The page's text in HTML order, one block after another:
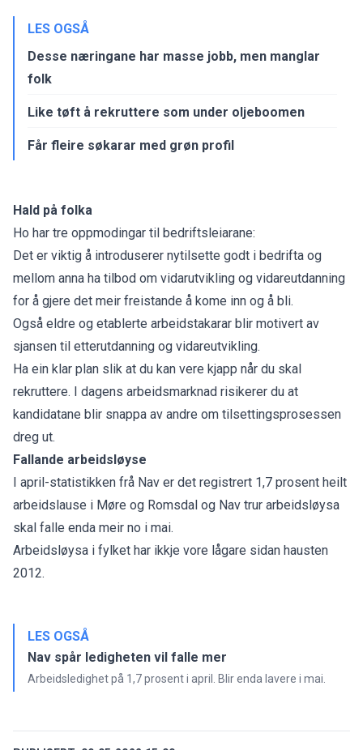
LES OGSÅ
Desse næringane har masse jobb, men manglar
folk
Like tøft å rekruttere som under oljeboomen
Får fleire søkarar med grøn profil
Hald på folka
Ho har tre oppmodingar til bedriftsleiarane:
Det er viktig å introduserer nytilsette godt i bedrifta og
mellom anna ha tilbod om vidarutvikling og vidareutdanning
for å gjere det meir freistande å kome inn og å bli.
Også eldre og etablerte arbeidstakarar blir motivert av
sjansen til etterutdanning og vidareutvikling.
Ha ein klar plan slik at du kan vere kjapp når du skal
rekruttere. I dagens arbeidsmarknad risikerer du at
kandidatane blir snappa av andre om tilsettingsprosessen
dreg ut.
Fallande arbeidsløyse
I april-statistikken frå Nav er det registrert 1,7 prosent heilt
arbeidslause i Møre og Romsdal og Nav trur arbeidsløysa
skal falle enda meir no i mai.
Arbeidsløysa i fylket har ikkje vore lågare sidan hausten
2012.
LES OGSÅ
Nav spår ledigheten vil falle mer
Arbeidsledighet på 1,7 prosent i april. Blir enda lavere i mai.